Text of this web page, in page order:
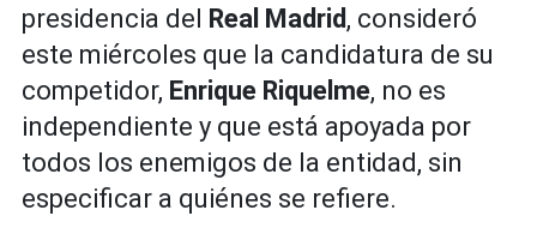
presidencia del
Real Madrid, consideró
este miércoles que la candidatura de su
competidor, Enrique Riquelme, no es
independiente y que está apoyada por
todos los enemigos de la entidad, sin
especificar a quiénes se refiere.